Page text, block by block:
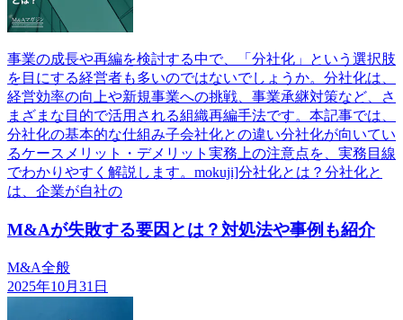
事業の成長や再編を検討する中で、「分社化」という選択肢
を目にする経営者も多いのではないでしょうか。分社化は、
経営効率の向上や新規事業への挑戦、事業承継対策など、さ
まざまな目的で活用される組織再編手法です。本記事では、
分社化の基本的な仕組み子会社化との違い分社化が向いてい
るケースメリット・デメリット実務上の注意点を、実務目線
でわかりやすく解説します。mokuji]分社化とは？分社化と
は、企業が自社の
M&Aが失敗する要因とは？対処法や事例も紹介
M&A全般
2025年10月31日